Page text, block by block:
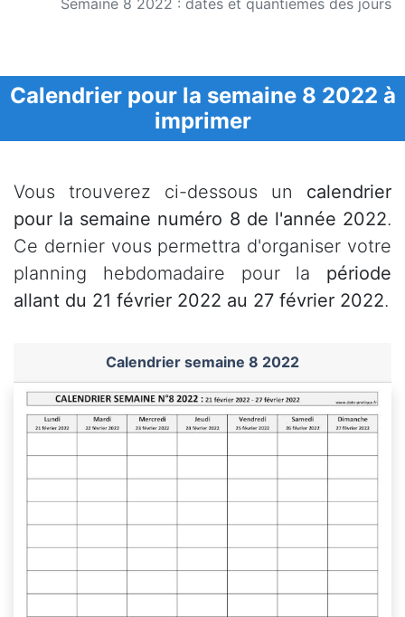
Semaine 8 2022 : dates et quantièmes des jours
Calendrier pour la semaine 8 2022 à
imprimer
Vous trouverez ci-dessous un calendrier
pour la semaine numéro 8 de l'année 2022.
Ce dernier vous permettra d'organiser votre
planning hebdomadaire pour la période
allant du 21 février 2022 au 27 février 2022.
Calendrier semaine 8 2022